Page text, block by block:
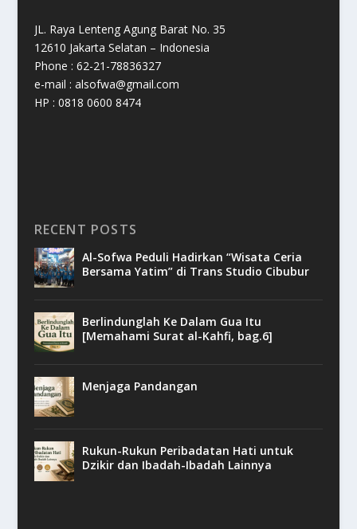
JL. Raya Lenteng Agung Barat No. 35
12610 Jakarta Selatan – Indonesia
Phone : 62-21-78836327
e-mail : alsofwa@gmail.com
HP : 0818 0600 8474
RECENT POSTS
Al-Sofwa Peduli Hadirkan “Wisata Ceria
Bersama Yatim” di Trans Studio Cibubur
Berlindunglah Ke Dalam Gua Itu
[Memahami Surat al-Kahfi, bag.6]
Menjaga Pandangan
Rukun-Rukun Peribadatan Hati untuk
Dzikir dan Ibadah-Ibadah Lainnya